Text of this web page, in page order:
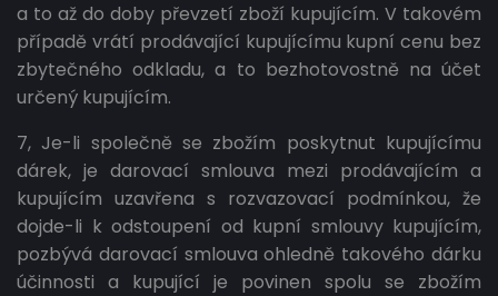
a to až do doby převzetí zboží kupujícím. V takovém
případě vrátí prodávající kupujícímu kupní cenu bez
zbytečného odkladu, a to bezhotovostně na účet
určený kupujícím.
7, Je-li společně se zbožím poskytnut kupujícímu
dárek, je darovací smlouva mezi prodávajícím a
kupujícím uzavřena s rozvazovací podmínkou, že
dojde-li k odstoupení od kupní smlouvy kupujícím,
pozbývá darovací smlouva ohledně takového dárku
účinnosti a kupující je povinen spolu se zbožím